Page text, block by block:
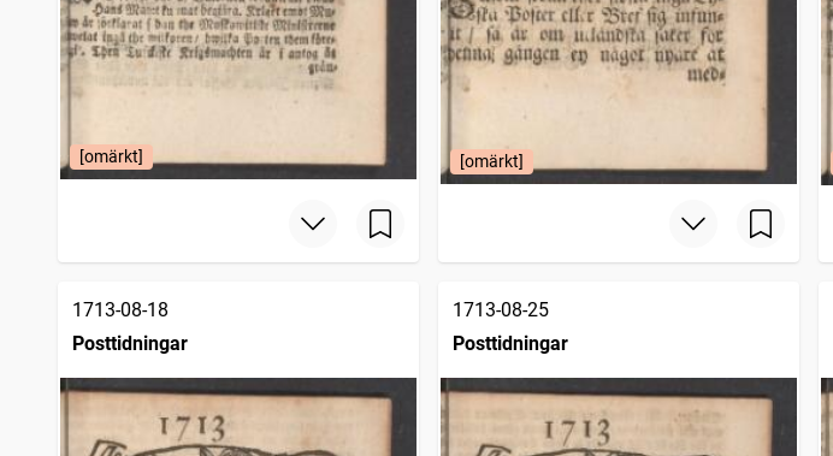
[omärkt] [omärkt]
1713-08-18
Posttidningar
1713-08-25
Posttidningar